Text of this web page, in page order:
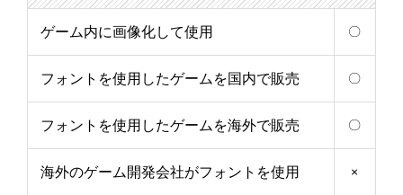
ゲーム内に画像化して使用 〇
フォントを使用したゲームを国内で販売 〇
フォントを使用したゲームを海外で販売 〇
海外のゲーム開発会社がフォントを使用 ×